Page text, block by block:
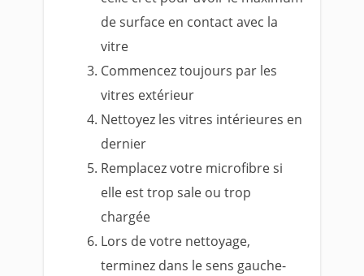
de surface en contact avec la
vitre
Commencez toujours par les
vitres extérieur
Nettoyez les vitres intérieures en
dernier
Remplacez votre microfibre si
elle est trop sale ou trop
chargée
Lors de votre nettoyage,
terminez dans le sens gauche-